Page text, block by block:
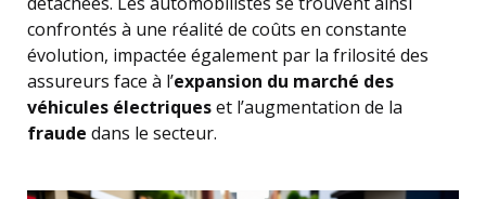
confrontés à une réalité de coûts en constante
évolution, impactée également par la frilosité des
assureurs face à l’expansion du marché des
véhicules électriqueset l’augmentation de la
fraude dans le secteur.